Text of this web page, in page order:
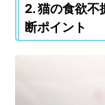
2. 猫の食欲不
断ポイント